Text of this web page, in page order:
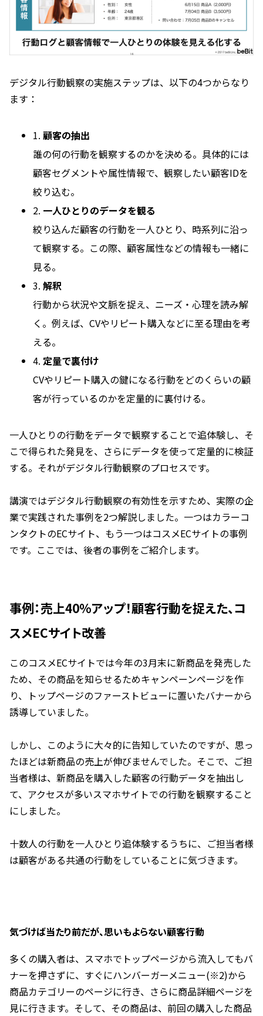
デジタル行動観察の実施ステップは、以下の4つからなり
ます：
1. 顧客の抽出
誰の何の行動を観察するのかを決める。具体的には
顧客セグメントや属性情報で、観察したい顧客IDを
絞り込む。
2. 一人ひとりのデータを観る
絞り込んだ顧客の行動を一人ひとり、時系列に沿っ
て観察する。この際、顧客属性などの情報も一緒に
見る。
3. 解釈
行動から状況や文脈を捉え、ニーズ・心理を読み解
く。例えば、CVやリピート購入などに至る理由を考
える。
4. 定量で裏付け
CVやリピート購入の鍵になる行動をどのくらいの顧
客が行っているのかを定量的に裏付ける。
一人ひとりの行動をデータで観察することで追体験し、そ
こで得られた発見を、さらにデータを使って定量的に検証
する。それがデジタル行動観察のプロセスです。
講演ではデジタル行動観察の有効性を示すため、実際の企
業で実践された事例を2つ解説しました。一つはカラーコ
ンタクトのECサイト、もう一つはコスメECサイトの事例
です。ここでは、後者の事例をご紹介します。
事例：売上40％アップ！顧客行動を捉えた、コ
スメECサイト改善
このコスメECサイトでは今年の3月末に新商品を発売した
ため、その商品を知らせるためキャンペーンページを作
り、トップページのファーストビューに置いたバナーから
誘導していました。
しかし、このように大々的に告知していたのですが、思っ
たほどは新商品の売上が伸びませんでした。そこで、ご担
当者様は、新商品を購入した顧客の行動データを抽出し
て、アクセスが多いスマホサイトでの行動を観察すること
にしました。
十数人の行動を一人ひとり追体験するうちに、ご担当者様
は顧客がある共通の行動をしていることに気づきます。
気づけば当たり前だが、思いもよらない顧客行動
多くの購入者は、スマホでトップページから流入してもバ
ナーを押さずに、すぐにハンバーガーメニュー(※2)から
商品カテゴリーのページに行き、さらに商品詳細ページを
見に行きます。そして、その商品は、前回の購入した商品